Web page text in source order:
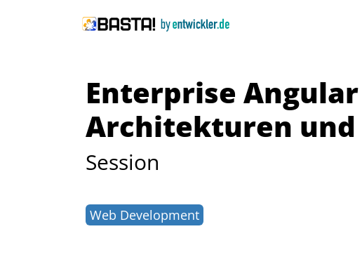
Enterprise
Architekturen und
Session
Web Development